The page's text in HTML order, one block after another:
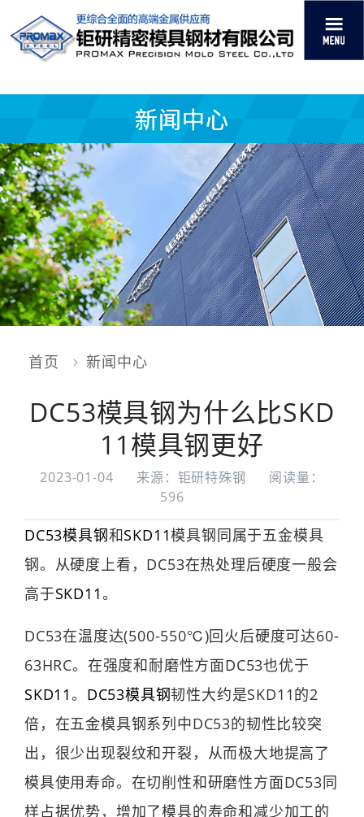
新闻中心
首页 新闻中心
DC53模具钢为什么比SKD
11模具钢更好
2023-01-04 来源：钜研特殊钢
阅读量：
596
DC53模具钢和SKD11模具钢同属于五金模具
钢。从硬度上看，DC53在热处理后硬度一般会
高于SKD11。
DC53在温度达(500-550℃)回火后硬度可达60-
63HRC。在强度和耐磨性方面DC53也优于
SKD11。 DC53模具钢韧性大约是SKD11的2
倍，在五金模具钢系列中DC53的韧性比较突
出，很少出现裂纹和开裂，从而极大地提高了
模具使用寿命。在切削性和研磨性方面DC53同
样占据优势，增加了模具的寿命和减少加工的